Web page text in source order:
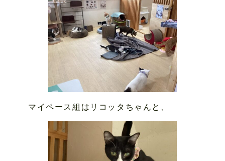
マイペース組はリコッタちゃんと、